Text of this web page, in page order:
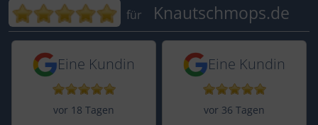
Bewertungen für Knautschmops.de:
für Knautschmops.de
5 von 5 Sternen von einer Kundin vor
Eine Kundin
vor 18 Tagen
5 von 5 Sternen
Eine Kundin
vor 36 Tagen